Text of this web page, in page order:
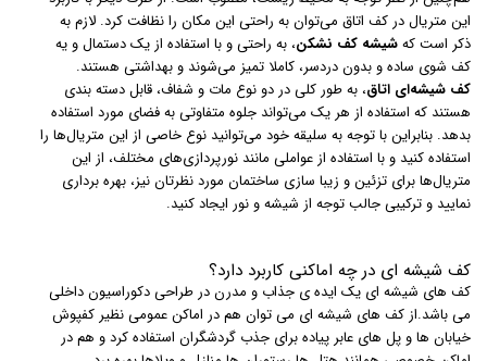
این متریال در کف اتاق می‌توان به راحتی این مکان را نظافت کرد. لازم به
ذکر است کهشیشه کف نشکن، به راحتی و با استفاده از یک دستمال و یه
کف شوی ساده و بدون دردسر، کاملا تمیز می‌شوند و بهداشتی هستند.
کف شیشه‌ای اتاق، به طور کلی در دو نوع مات و شفاف، قابل دسته بندی
هستند که استفاده از هر یک می‌تواند جلوه متفاوتی به فضای مورد استفاده
بدهد. بنابراین با توجه به سلیقه خود می‌توانید نوع خاصی از این متریال‌ها را
استفاده کنید و با استفاده از عواملی مانند نورپردازی‌های مختلف، از این
متریال‌ها برای تزئین و زیبا سازی ساختمان مورد نظرتان نیز، بهره برداری
نمایید و ترکیبی جالب توجه از شیشه و نور ایجاد کنید.
کف شیشه ای در چه اماکنی کاربرد دارد؟
کف های شیشه ای یک ایده ی جذاب و مدرن در طراحی دکوراسیون داخلی
می باشد.از کف های شیشه ای می توان هم در اماکن عمومی نظیر کفپوش
خیابان ها و پل های عابر پیاده برای جذب گردشگران استفاده کرد و هم در